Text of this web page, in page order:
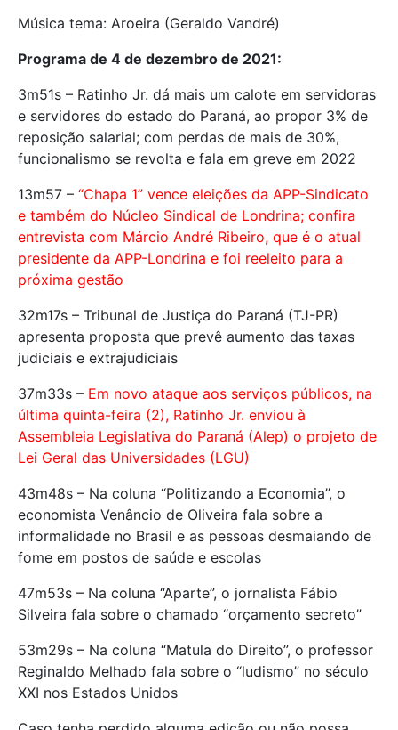
Música tema: Aroeira (Geraldo Vandré)
Programa de 4 de dezembro de 2021:
3m51s – Ratinho Jr. dá mais um calote em servidoras
e servidores do estado do Paraná, ao propor 3% de
reposição salarial; com perdas de mais de 30%,
funcionalismo se revolta e fala em greve em 2022
13m57 – “Chapa 1” vence eleições da APP-Sindicato
e também do Núcleo Sindical de Londrina; confira
entrevista com Márcio André Ribeiro, que é o atual
presidente da APP-Londrina e foi reeleito para a
próxima gestão
32m17s – Tribunal de Justiça do Paraná (TJ-PR)
apresenta proposta que prevê aumento das taxas
judiciais e extrajudiciais
37m33s – Em novo ataque aos serviços públicos, na
última quinta-feira (2), Ratinho Jr. enviou à
Assembleia Legislativa do Paraná (Alep) o projeto de
Lei Geral das Universidades (LGU)
43m48s – Na coluna “Politizando a Economia”, o
economista Venâncio de Oliveira fala sobre a
informalidade no Brasil e as pessoas desmaiando de
fome em postos de saúde e escolas
47m53s – Na coluna “Aparte”, o jornalista Fábio
Silveira fala sobre o chamado “orçamento secreto”
53m29s – Na coluna “Matula do Direito”, o professor
Reginaldo Melhado fala sobre o “ludismo” no século
XXI nos Estados Unidos